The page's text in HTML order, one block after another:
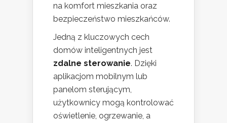
na komfort mieszkania oraz
bezpieczeństwo mieszkańców.
Jedną z kluczowych cech
domów inteligentnych jest
zdalne sterowanie. Dzięki
aplikacjom mobilnym lub
panelom sterującym,
użytkownicy mogą kontrolować
oświetlenie, ogrzewanie, a